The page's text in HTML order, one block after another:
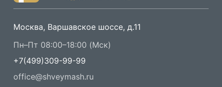
Москва, Варшавское шоссе, д.11
Пн–Пт 08:00–18:00 (Мск)
+7(499)309-99-99
office@shveymash.ru